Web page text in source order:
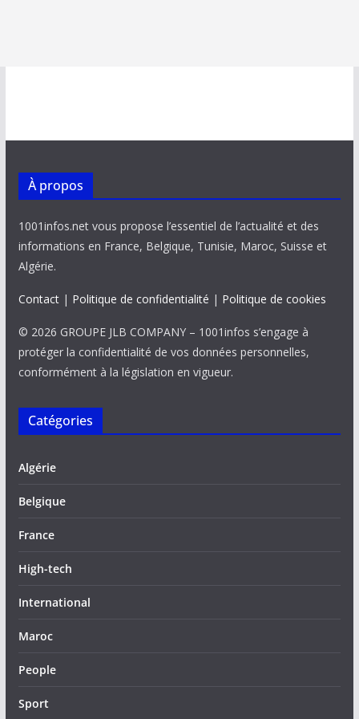
À propos
1001infos.net vous propose l’essentiel de l’actualité et des
informations en France, Belgique, Tunisie, Maroc, Suisse et
Algérie.
Contact| Politique de confidentialité | Politique de cookies
© 2026 GROUPE JLB COMPANY – 1001infos s’engage à
protéger la confidentialité de vos données personnelles,
conformément à la législation en vigueur.
Catégories
Algérie
Belgique
France
High-tech
International
Maroc
People
Sport